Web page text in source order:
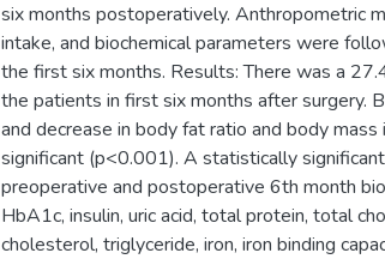
six months postoperatively. Anthropometric
intake, and biochemical parameters were
the first six months. Results: There was a
the patients in first six months after surgery.
and decrease in body fat ratio and body
significant (p<0.001). A statistically
preoperative and postoperative 6th month
HbA1c, insulin, uric acid, total protein, total
cholesterol, triglyceride, iron, iron binding